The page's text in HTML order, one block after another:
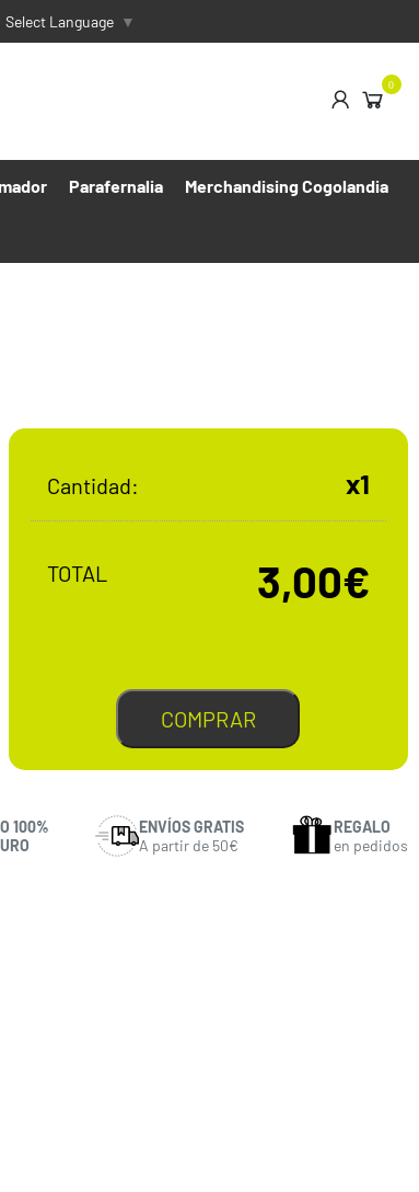
Select Language ▼
0
Parafernalia Merchandising Cogolandia
Cantidad: x1
TOTAL 3,00€
COMPRAR
100%
ENVÍOS GRATIS
A partir de 50€
REGALO
en pedidos